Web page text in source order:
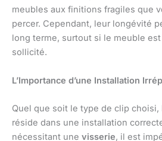
meubles aux finitions fragiles que
percer. Cependant, leur longévité
long terme, surtout si le meuble
sollicité.
L’Importance d’une Installation
Quel que soit le type de clip choisi,
réside dans une installation
nécessitant une visserie, il est